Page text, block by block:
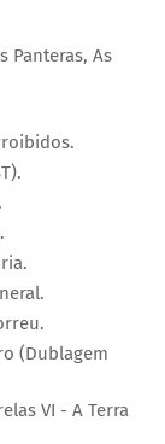
Panteras, As
(Dublagem
VI - A Terra